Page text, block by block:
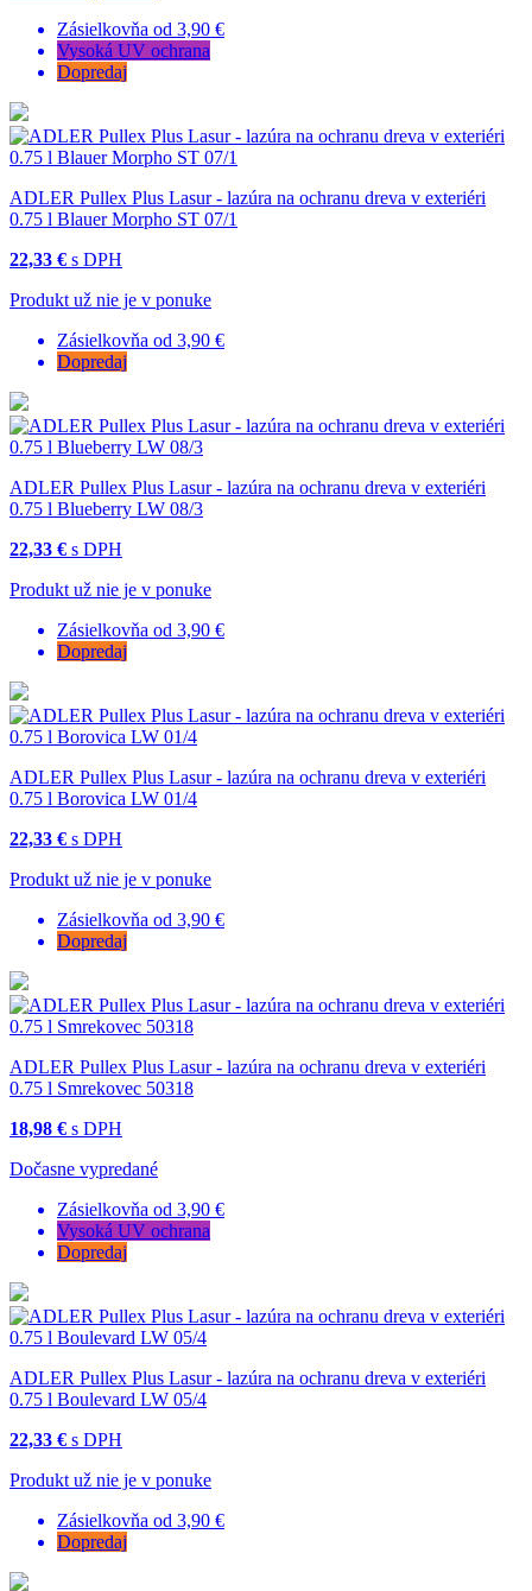
Zásielkovňa od 3,90 €
Vysoká UV ochrana
Dopredaj
ADLER Pullex Plus Lasur - lazúra na ochranu dreva v exteriéri
0.75 l Blauer Morpho ST 07/1
22,33 € s DPH
Produkt už nie je v ponuke
Zásielkovňa od 3,90 €
Dopredaj
ADLER Pullex Plus Lasur - lazúra na ochranu dreva v exteriéri
0.75 l Blueberry LW 08/3
22,33 € s DPH
Produkt už nie je v ponuke
Zásielkovňa od 3,90 €
Dopredaj
ADLER Pullex Plus Lasur - lazúra na ochranu dreva v exteriéri
0.75 l Borovica LW 01/4
22,33 € s DPH
Produkt už nie je v ponuke
Zásielkovňa od 3,90 €
Dopredaj
ADLER Pullex Plus Lasur - lazúra na ochranu dreva v exteriéri
0.75 l Smrekovec 50318
18,98 € s DPH
Dočasne vypredané
Zásielkovňa od 3,90 €
Vysoká UV ochrana
Dopredaj
ADLER Pullex Plus Lasur - lazúra na ochranu dreva v exteriéri
0.75 l Boulevard LW 05/4
22,33 € s DPH
Produkt už nie je v ponuke
Zásielkovňa od 3,90 €
Dopredaj